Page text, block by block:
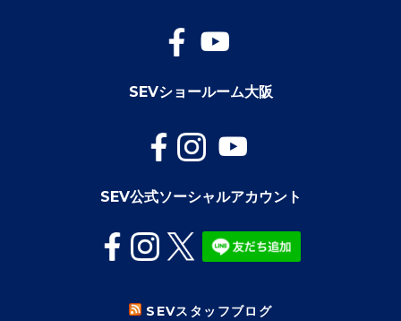
SEVショールーム大阪
SEV公式ソーシャルアカウント
SEVスタッフブログ